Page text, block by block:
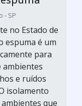
- SP
no Estado de
espuma é um
para
ambientes
e ruídos
isolamento
que